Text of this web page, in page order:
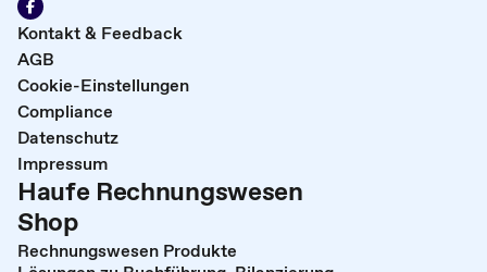
Kontakt & Feedback
AGB
Cookie-Einstellungen
Compliance
Datenschutz
Impressum
Haufe Rechnungswesen
Shop
Rechnungswesen Produkte